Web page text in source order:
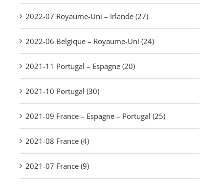
2022-07 Royaume-Uni – Irlande (27)
2022-06 Belgique – Royaume-Uni (24)
2021-11 Portugal – Espagne (20)
2021-10 Portugal (30)
2021-09 France – Espagne – Portugal (25)
2021-08 France (4)
2021-07 France (9)